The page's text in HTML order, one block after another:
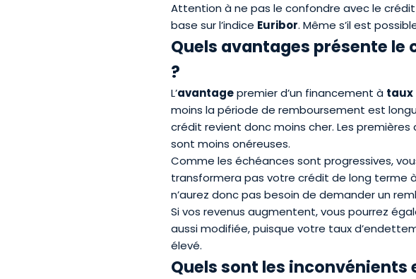
Attention à ne pas le confondre avec le
base sur l’indice Euribor. Même s’il est
Quels avantages présente
?
L’avantagepremier d’un financement à taux
moins la période de remboursement est
crédit revient donc moins cher. Les
sont moins onéreuses.
Comme les échéances sont progressives,
transformera pas votre crédit de long terme
n’aurez donc pas besoin de demander un
Si vos revenus augmentent, vous pourrez
aussi modifiée, puisque votre taux
élevé.
Quels sont les inconvénients